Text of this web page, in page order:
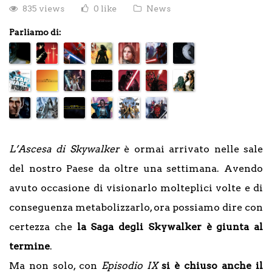
835 views
0 like News
Parliamo di:
L’Ascesa di Skywalkerè ormai arrivato nelle sale
del nostro Paese da oltre una settimana. Avendo
avuto occasione di visionarlo molteplici volte e di
conseguenza metabolizzarlo, ora possiamo dire con
certezza che la Saga degli Skywalker è giunta al
termine.
Ma non solo, con Episodio IX si è chiuso anche il